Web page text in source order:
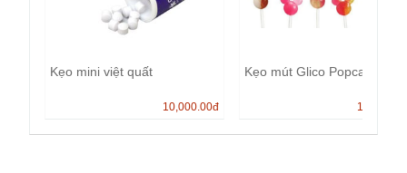
Kẹo mini việt quất
10,000.00đ
Kẹo mút Glico Popcan
13,000.00